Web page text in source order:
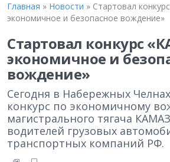
Главная » Новости » Стартовал
экономичное и безопасное вождение»
Стартовал конкурс
экономичное и
вождение»
Сегодня в Набережных
конкурс по экономичному
магистрального тягача
водителей грузовых
транспортных компаний РФ.